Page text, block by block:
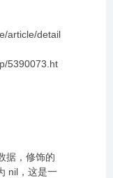
article/detail
5390073.ht
据，修饰的
nil，这是一